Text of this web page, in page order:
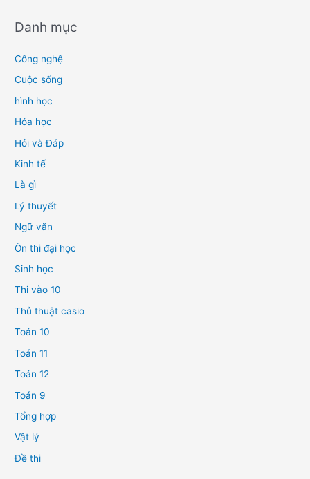
Danh mục
Công nghệ
Cuộc sống
hình học
Hóa học
Hỏi và Đáp
Kinh tế
Là gì
Lý thuyết
Ngữ văn
Ôn thi đại học
Sinh học
Thi vào 10
Thủ thuật casio
Toán 10
Toán 11
Toán 12
Toán 9
Tổng hợp
Vật lý
Đề thi